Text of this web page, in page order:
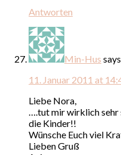
Antworten
Min-Hus says
11. Januar 2011 at
Liebe Nora,
….tut mir wirklich
die Kinder!!
Wünsche Euch viel
Lieben Gruß